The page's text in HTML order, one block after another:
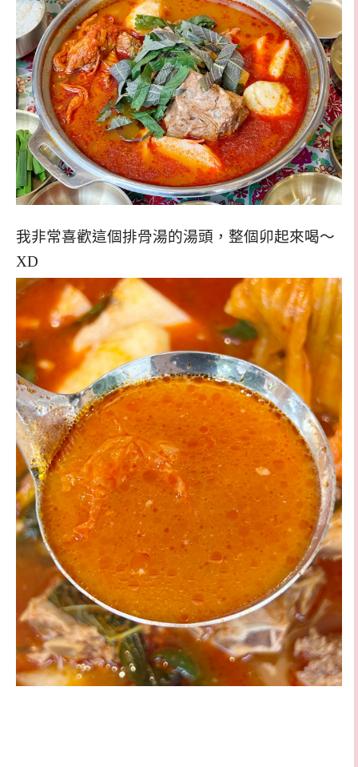
我非常喜歡這個排骨湯的湯頭，整個卯起來喝～
XD